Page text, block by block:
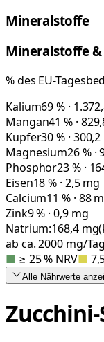
Mineralstoffe
Mineralstoffe
% des EU-
Kalium69 % ·
Mangan41 % ·
Kupfer30 % ·
Magnesium26 % ·
Phosphor23 % ·
Eisen18 % · 2,5 mg
Calcium11 % · 88
Zink9 % · 0,9 mg
Natrium:168,4mg
ab ca. 2000 mg/
■ ≥ 25 % NRV■
Alle Nährwerte